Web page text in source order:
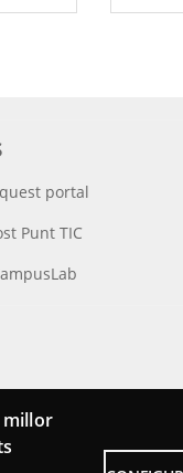
portal
Punt TIC
millor